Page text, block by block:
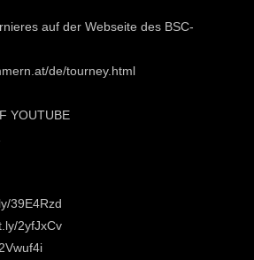
auf der Webseite des BSC-
de/tourney.html
YOUTUBE
39E4Rzd
2yfJxCv